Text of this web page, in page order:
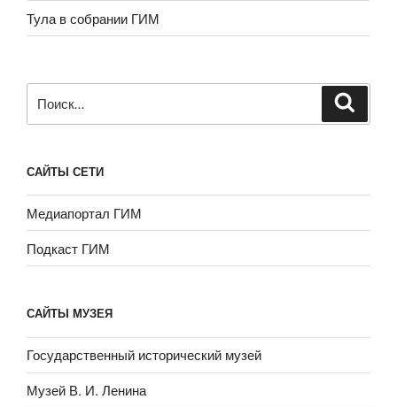
Тула в собрании ГИМ
САЙТЫ СЕТИ
Медиапортал ГИМ
Подкаст ГИМ
САЙТЫ МУЗЕЯ
Государственный исторический музей
Музей В. И. Ленина